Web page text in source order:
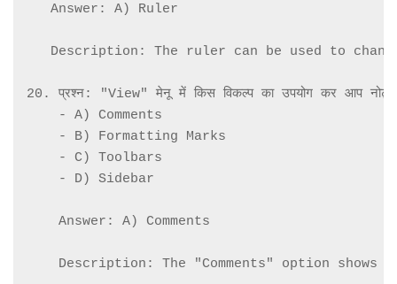
   Answer: A) Ruler
Description: The ruler can be used to
20. प्रश्न: "View" मेनू में किस विकल्प का उपयोग कर आप
    - A) Comments
    - B) Formatting Marks
    - C) Toolbars
    - D) Sidebar
    Answer: A) Comments
Description: The "Comments" option shows